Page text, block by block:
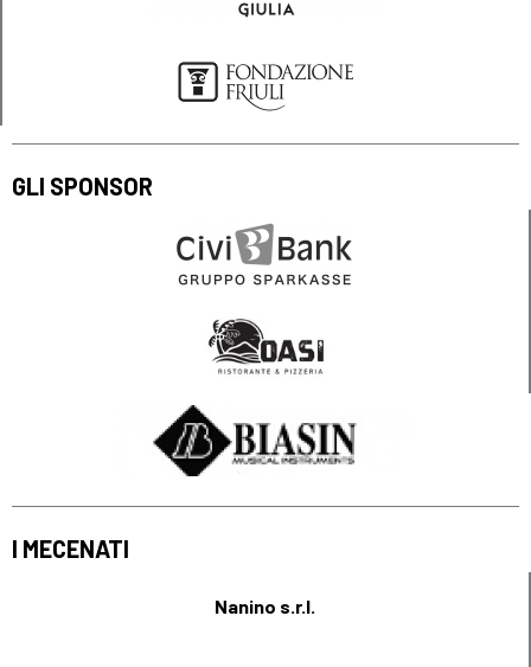
GLI SPONSOR
I MECENATI
Nanino s.r.l.